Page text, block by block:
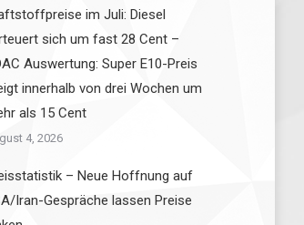
im Juli: Diesel
sich um fast 28 Cent –
Auswertung: Super E10-Preis
innerhalb von drei Wochen um
als 15 Cent
4, 2026
– Neue Hoffnung auf
Iran-Gespräche lassen Preise